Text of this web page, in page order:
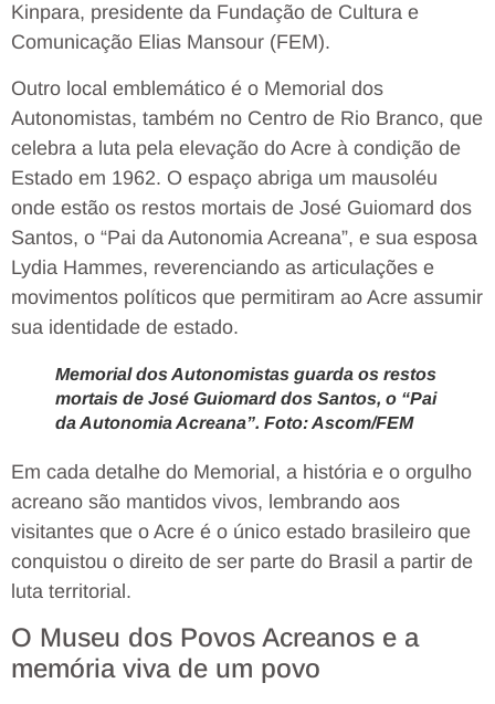
Kinpara, presidente da Fundação de Cultura e
Comunicação Elias Mansour (FEM).
Outro local emblemático é o Memorial dos
Autonomistas, também no Centro de Rio Branco, que
celebra a luta pela elevação do Acre à condição de
Estado em 1962. O espaço abriga um mausoléu
onde estão os restos mortais de José Guiomard dos
Santos, o “Pai da Autonomia Acreana”, e sua esposa
Lydia Hammes, reverenciando as articulações e
movimentos políticos que permitiram ao Acre assumir
sua identidade de estado.
Memorial dos Autonomistas guarda os restos
mortais de José Guiomard dos Santos, o “Pai
da Autonomia Acreana”. Foto: Ascom/FEM
Em cada detalhe do Memorial, a história e o orgulho
acreano são mantidos vivos, lembrando aos
visitantes que o Acre é o único estado brasileiro que
conquistou o direito de ser parte do Brasil a partir de
luta territorial.
O Museu dos Povos Acreanos e a
memória viva de um povo